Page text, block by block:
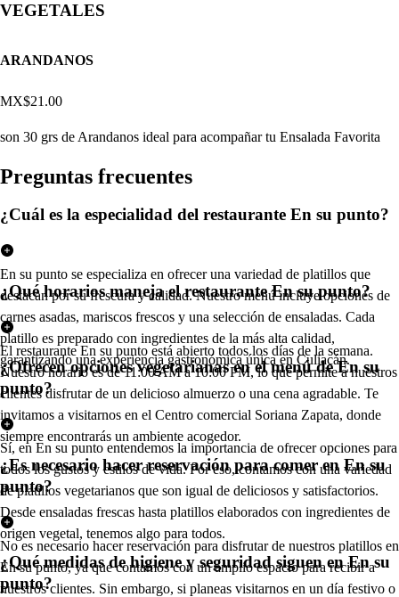
VEGETALES
ARANDANOS
MX$21.00
son 30 grs de Arandanos ideal para acompañar tu Ensalada Favorita
Preguntas frecuentes
¿Cuál es la especialidad del restaurante En su punto?
En su punto se especializa en ofrecer una variedad de platillos que
destacan por su frescura y calidad. Nuestro menú incluye opciones de
carnes asadas, mariscos frescos y una selección de ensaladas. Cada
platillo es preparado con ingredientes de la más alta calidad,
garantizando una experiencia gastronómica única en Culiacán.
¿Qué horarios maneja el restaurante En su punto?
El restaurante En su punto está abierto todos los días de la semana.
Nuestro horario es de 11:00 AM a 10:00 PM, lo que permite a nuestros
clientes disfrutar de un delicioso almuerzo o una cena agradable. Te
invitamos a visitarnos en el Centro comercial Soriana Zapata, donde
siempre encontrarás un ambiente acogedor.
¿Ofrecen opciones vegetarianas en el menú de En su
punto?
Sí, en En su punto entendemos la importancia de ofrecer opciones para
todos los gustos y estilos de vida. Por eso, contamos con una variedad
de platillos vegetarianos que son igual de deliciosos y satisfactorios.
Desde ensaladas frescas hasta platillos elaborados con ingredientes de
origen vegetal, tenemos algo para todos.
¿Es necesario hacer reservación para comer en En su
punto?
No es necesario hacer reservación para disfrutar de nuestros platillos en
En su punto, ya que contamos con un amplio espacio para recibir a
nuestros clientes. Sin embargo, si planeas visitarnos en un día festivo o
¿Qué medidas de higiene y seguridad siguen en En su
punto?